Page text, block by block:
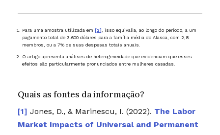
Para uma amostra utilizada em[2]
, isso equivalia, ao longo do período, a um
pagamento total de 3.600 dólares para a família média do Alasca, com 2,8
membros, ou a 7% de suas despesas totais anuais.
O artigo apresenta análises de heterogeneidade que evidenciam que esses
efeitos são particularmente pronunciados entre mulheres casadas.
Quais as fontes da informação?
Jones, D., & Marinescu, I. (2022). The Labor
Market Impacts of Universal and Permanent